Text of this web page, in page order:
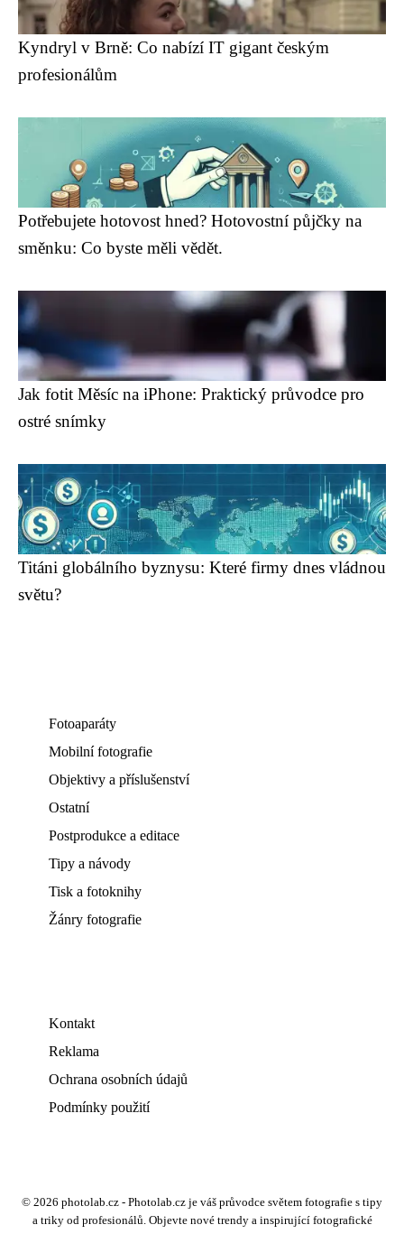
Kyndryl v Brně: Co nabízí IT gigant českým
profesionálům
Potřebujete hotovost hned? Hotovostní půjčky na
směnku: Co byste měli vědět.
Jak fotit Měsíc na iPhone: Praktický průvodce pro
ostré snímky
Titáni globálního byznysu: Které firmy dnes vládnou
světu?
Fotoaparáty
Mobilní fotografie
Objektivy a příslušenství
Ostatní
Postprodukce a editace
Tipy a návody
Tisk a fotoknihy
Žánry fotografie
Kontakt
Reklama
Ochrana osobních údajů
Podmínky použití
© 2026 photolab.cz - Photolab.cz je váš průvodce světem fotografie s tipy
a triky od profesionálů. Objevte nové trendy a inspirující fotografické